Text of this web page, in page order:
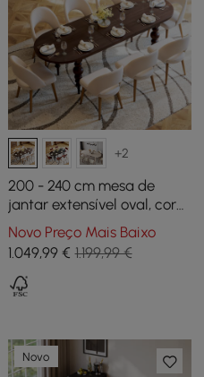
+2
200 - 240 cm mesa de
jantar extensível oval, cor
nogueira, para 6 - 10
lugares
Novo Preço Mais Baixo
1.049,99€ 1.199,99 €
Novo